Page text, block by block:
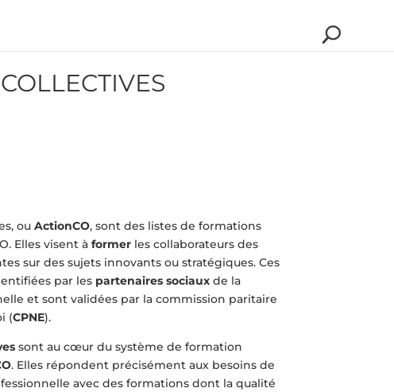
ou ActionCO, sont des listes de formations
Elles visent à formerles collaborateurs des
sur des sujets innovants ou stratégiques. Ces
par les partenaires sociauxde la
et sont validées par la commission paritaire
(CPNE).
sont au cœur du système de formation
. Elles répondent précisément aux besoins de
avec des formations dont la qualité